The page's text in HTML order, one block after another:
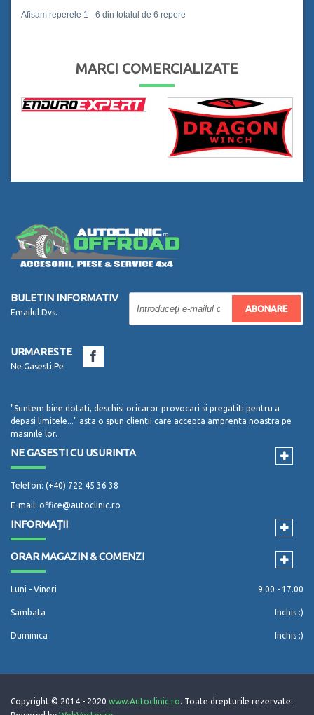
Afisam reperele 1 - 6 din totalul de 6 repere
MARCI COMERCIALIZATE
BULETIN INFORMATIV
Emailul Dvs. ABONARE
URMARESTE
Ne Gasesti Pe
"Suntem bine dotati, deschisi oricaror provocari si pregatiti pentru a
depasi limitele..." asta o spun clientii care accepta amprenta noastra pe
masinile lor.
NE GASESTI CU USURINTA
Telefon: (+40) 722 45 36 38
E-mail: office@autoclinic.ro
INFORMAŢII
ORAR MAGAZIN & COMENZI
Luni - Vineri 9.00 - 17.00
Sambata Inchis :)
Duminica Inchis :)
Copyright © 2014 - 2020 www.Autoclinic.ro. Toate drepturile rezervate.